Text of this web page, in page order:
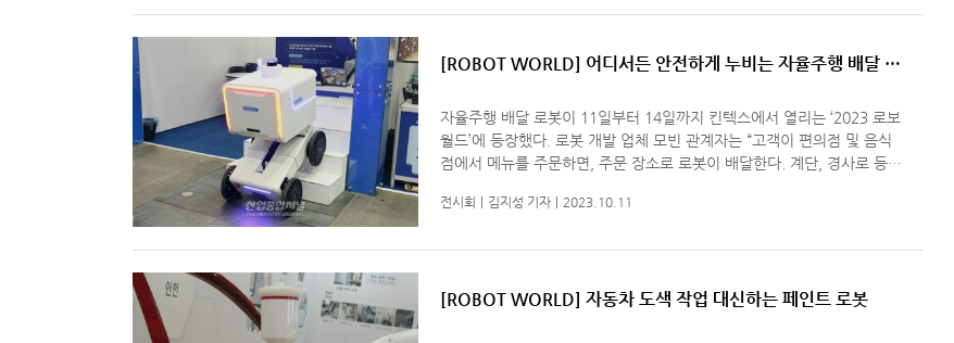
[ROBOT WORLD] 어디서든 안전하게 누비는 자율주행 배달 로
자율주행 배달 로봇이 11일부터 14일까지 킨텍스에서 열리는 ‘2023 로보
월드’에 등장했다. 로봇 개발 업체 모빈 관계자는 “고객이 편의점 및 음식
점에서 메뉴를 주문하면, 주문 장소로 로봇이 배달한다. 계단, 경사로 등이
전시회 김지성 기자 2023.10.11
[ROBOT WORLD] 자동차 도색 작업 대신하는 페인트 로봇